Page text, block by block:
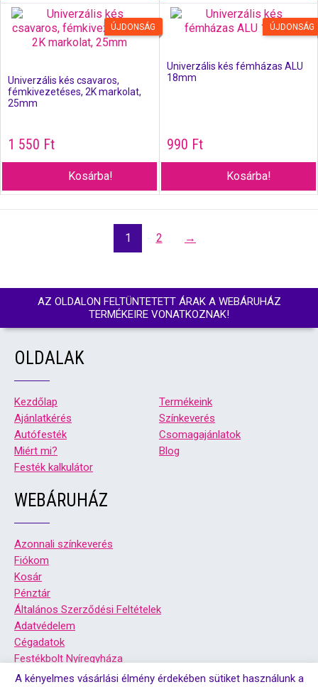
ÚJDONSÁG
Univerzális kés csavaros,
fémkivezetéses, 2K markolat,
25mm
1 550 Ft
Kosárba!
ÚJDONSÁG
Univerzális kés fémházas ALU
18mm
990 Ft
Kosárba!
1 2 →
AZ OLDALON FELTÜNTETETT ÁRAK A WEBÁRUHÁZ
TERMÉKEIRE VONATKOZNAK!
OLDALAK
Kezdőlap
Termékeink
Ajánlatkérés
Színkeverés
Autófesték
Csomagajánlatok
Miért mi?
Blog
Festék kalkulátor
WEBÁRUHÁZ
Azonnali színkeverés
Fiókom
Kosár
Pénztár
Általános Szerződési Feltételek
Adatvédelem
Cégadatok
Festékbolt Nyíregyháza
Festékbolt Debrecen
A kényelmes vásárlási élmény érdekében sütiket használunk a